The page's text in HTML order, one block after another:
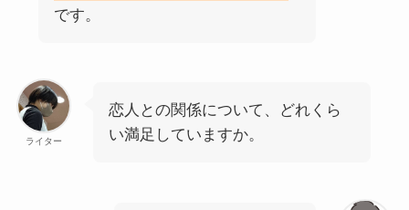
です。
ライター
恋人との関係について、どれくら
い満足していますか。